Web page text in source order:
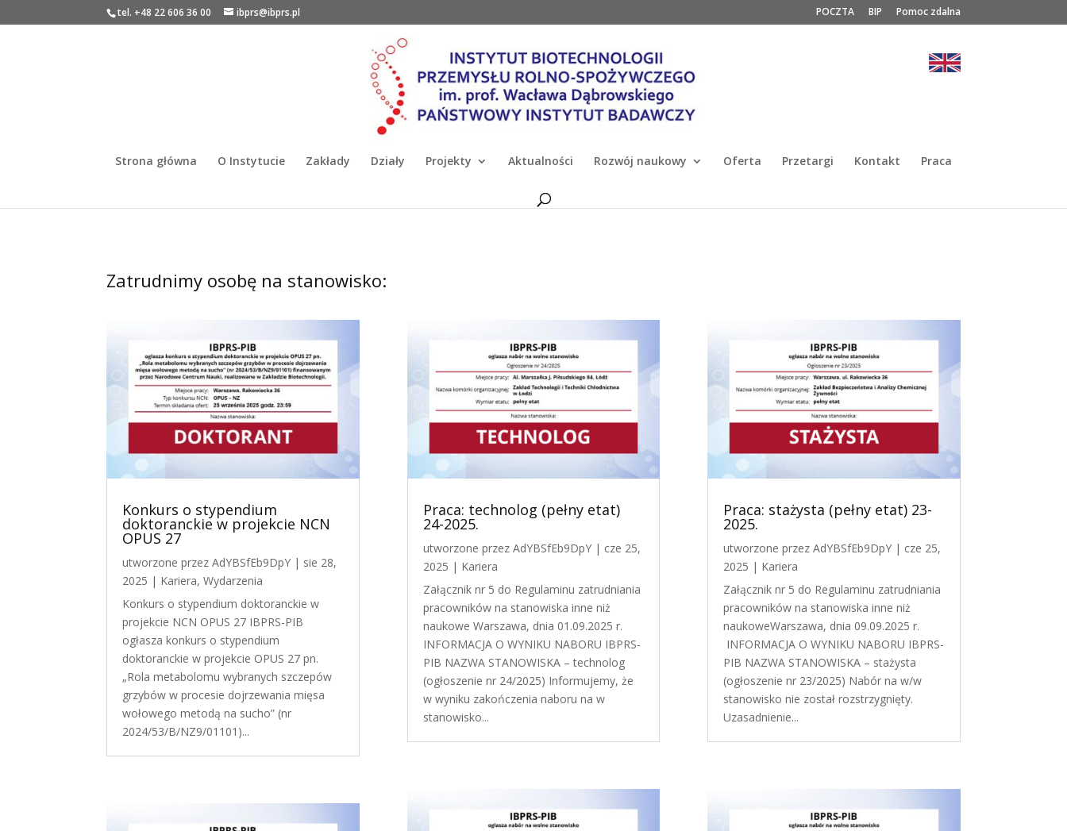
tel. +48 22 606 36 00 ibprs@ibprs.pl POCZTA BIP Pomoc zdalna
Strona główna O Instytucie Zakłady Działy Projekty Aktualności Rozwój naukowy Oferta Przetargi Kontakt Praca
Zatrudnimy osobę na stanowisko:
Konkurs o stypendium
doktoranckie w projekcie NCN
OPUS 27
utworzone przezAdYBSfEb9DpY | sie 28,
2025 | Kariera,Wydarzenia
Konkurs o stypendium doktoranckie w
projekcie NCN OPUS 27 IBPRS-PIB
ogłasza konkurs o stypendium
doktoranckie w projekcie OPUS 27 pn.
„Rola metabolomu wybranych szczepów
grzybów w procesie dojrzewania mięsa
wołowego metodą na sucho” (nr
2024/53/B/NZ9/01101)...
Praca: technolog (pełny etat)
24-2025.
utworzone przez AdYBSfEb9DpY| cze 25,
2025 | Kariera
Załącznik nr 5 do Regulaminu zatrudniania
pracowników na stanowiska inne niż
naukowe Warszawa, dnia 01.09.2025 r.
INFORMACJA O WYNIKU NABORU IBPRS-
PIB NAZWA STANOWISKA – technolog
(ogłoszenie nr 24/2025) Informujemy, że
w wyniku zakończenia naboru na w
stanowisko...
Praca: stażysta (pełny etat) 23-
2025.
utworzone przez AdYBSfEb9DpY| cze 25,
2025 | Kariera
Załącznik nr 5 do Regulaminu zatrudniania
pracowników na stanowiska inne niż
naukoweWarszawa, dnia 09.09.2025 r.
INFORMACJA O WYNIKU NABORU IBPRS-
PIB NAZWA STANOWISKA – stażysta
(ogłoszenie nr 23/2025) Nabór na w/w
stanowisko nie został rozstrzygnięty.
Uzasadnienie...